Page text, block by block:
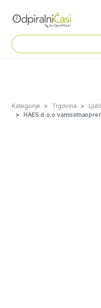
Kategorije Trgovina
HAES d.o.o